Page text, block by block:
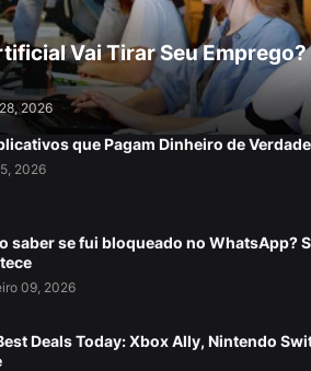
Vai Tirar Seu
2026
que Pagam Dinheiro de
2026
saber se fui bloqueado no WhatsApp?
09, 2026
Deals Today: Xbox Ally, Nintendo